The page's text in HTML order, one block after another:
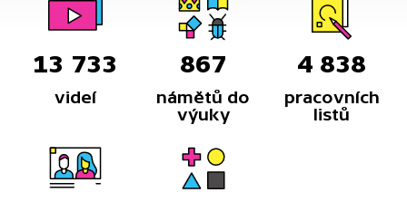
13 733
videí
867
námětů do
výuky
4 838
pracovních
listů